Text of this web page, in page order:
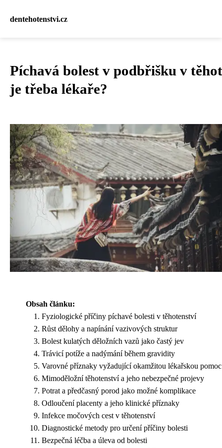
dentehotenstvi.cz
Píchavá bolest v podbřišku v
je třeba lékaře?
Obsah článku:
Fyziologické příčiny píchavé bolesti v těhotenství
Růst dělohy a napínání vazivových struktur
Bolest kulatých děložních vazů jako častý jev
Trávicí potíže a nadýmání během gravidity
Varovné příznaky vyžadující okamžitou lékařskou pomoc
Mimoděložní těhotenství a jeho nebezpečné projevy
Potrat a předčasný porod jako možné komplikace
Odloučení placenty a jeho klinické příznaky
Infekce močových cest v těhotenství
Diagnostické metody pro určení příčiny bolesti
Bezpečná léčba a úleva od bolesti